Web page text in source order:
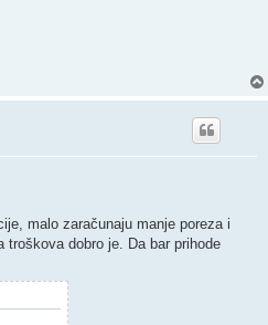
malo zaračunaju manje poreza i
troškova dobro je. Da bar prihode